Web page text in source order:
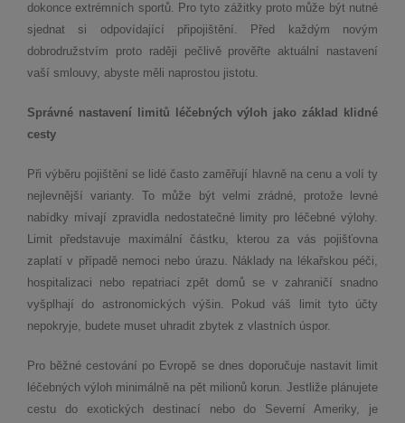
dokonce extrémních sportů. Pro tyto zážitky proto může být nutné
sjednat si odpovídající připojištění. Před každým novým
dobrodružstvím proto raději pečlivě prověřte aktuální nastavení
vaší smlouvy, abyste měli naprostou jistotu.
Správné nastavení limitů léčebných výloh jako základ klidné
cesty
Při výběru pojištění se lidé často zaměřují hlavně na cenu a volí ty
nejlevnější varianty. To může být velmi zrádné, protože levné
nabídky mívají zpravidla nedostatečné limity pro léčebné výlohy.
Limit představuje maximální částku, kterou za vás pojišťovna
zaplatí v případě nemoci nebo úrazu. Náklady na lékařskou péči,
hospitalizaci nebo repatriaci zpět domů se v zahraničí snadno
vyšplhají do astronomických výšin. Pokud váš limit tyto účty
nepokryje, budete muset uhradit zbytek z vlastních úspor.
Pro běžné cestování po Evropě se dnes doporučuje nastavit limit
léčebných výloh minimálně na pět milionů korun. Jestliže plánujete
cestu do exotických destinací nebo do Severní Ameriky, je